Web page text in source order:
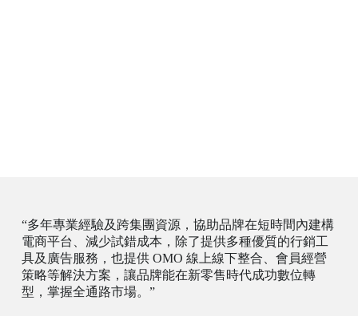
“多年專業經驗及跨集團資源，協助品牌在短時間內建構
電商平台、減少試錯成本，除了提供多種優質的行銷工
具及廣告服務，也提供 OMO 線上線下整合、會員經營
策略等解決方案，讓品牌能在新零售時代成功數位轉
型，掌握全通路市場。”